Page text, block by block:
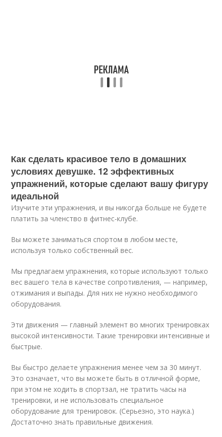
Как сделать красивое тело в домашних
условиях девушке. 12 эффективных
упражнений, которые сделают вашу фигуру
идеальной
Изучите эти упражнения, и вы никогда больше не будете
платить за членство в фитнес-клубе.
Вы можете заниматься спортом в любом месте,
используя только собственный вес.
Мы предлагаем упражнения, которые используют только
вес вашего тела в качестве сопротивления, — например,
отжимания и выпады. Для них не нужно необходимого
оборудования.
Эти движения — главный элемент во многих тренировках
высокой интенсивности. Такие тренировки интенсивные и
быстрые.
Вы быстро делаете упражнения менее чем за 30 минут.
Это означает, что вы можете быть в отличной форме,
при этом не ходить в спортзал, не тратить часы на
тренировки, и не использовать специальное
оборудование для тренировок. (Серьезно, это наука.)
Достаточно знать правильные движения.